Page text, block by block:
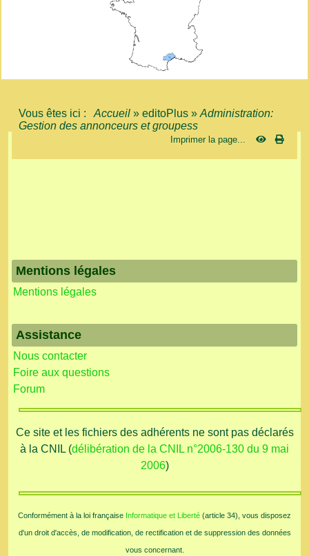
Vous êtes ici : Accueil » editoPlus » Administration:
Gestion des annonceurs et groupess
Imprimer la page...
Mentions légales
Mentions légales
Assistance
Nous contacter
Foire aux questions
Forum
Ce site et les fichiers des adhérents ne sont pas déclarés
à la CNIL (délibération de la CNIL n°2006-130 du 9 mai
2006)
Conformément à la loi française Informatique et Liberté (article 34), vous disposez
d'un droit d'accès, de modification, de rectification et de suppression des données
vous concernant.